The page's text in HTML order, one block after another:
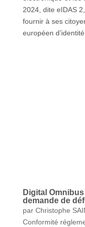
2024, dite eIDAS
fournir à ses
européen
Digital
demande de
par Christophe
Conformité